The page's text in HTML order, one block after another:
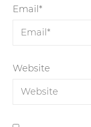
Email *
Website